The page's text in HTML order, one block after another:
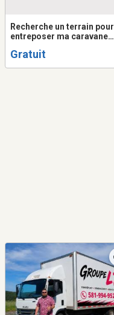
Recherche un terrain pour
entreposer ma caravane
jusqu'a fin septembre
Gratuit